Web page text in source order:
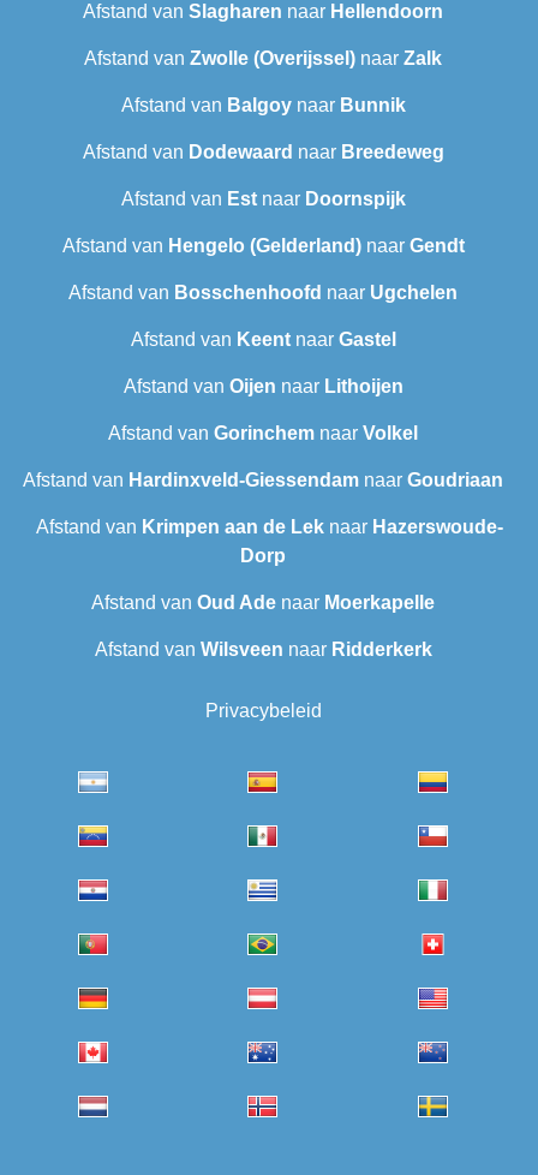
Afstand van Slagharen naar Hellendoorn
Afstand van Zwolle (Overijssel) naar Zalk
Afstand van Balgoynaar Bunnik
Afstand van Dodewaard naar Breedeweg
Afstand van Estnaar Doornspijk
Afstand van Hengelo (Gelderland)naar Gendt
Afstand van Bosschenhoofd naar Ugchelen
Afstand van Keentnaar Gastel
Afstand van Oijen naar Lithoijen
Afstand van Gorinchem naar Volkel
Afstand van Hardinxveld-Giessendam naar Goudriaan
Afstand van Krimpen aan de Leknaar Hazerswoude-
Dorp
Afstand van Oud Ade naar Moerkapelle
Afstand van Wilsveen‎ naar Ridderkerk
Privacybeleid